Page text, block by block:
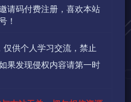
请码付费注册，喜欢本站
！
供个人学习交流，禁止
果发现侵权内容请第一时